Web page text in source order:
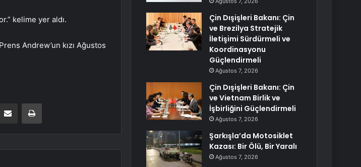
kelime yer aldı.
Andrew’un kızı Ağustos
E-Posta ile paylaş Yazdır
Çin Dışişleri Bakanı: Çin
ve Brezilya Stratejik
İletişimi Sürdürmeli ve
Koordinasyonu
Güçlendirmeli
Ağustos 7, 2026
Çin Dışişleri Bakanı: Çin
ve Vietnam Birlik ve
İşbirliğini Güçlendirmeli
Ağustos 7, 2026
Şarkışla’da Motosiklet
Kazası: Bir Ölü, Bir Yaralı
Ağustos 7, 2026